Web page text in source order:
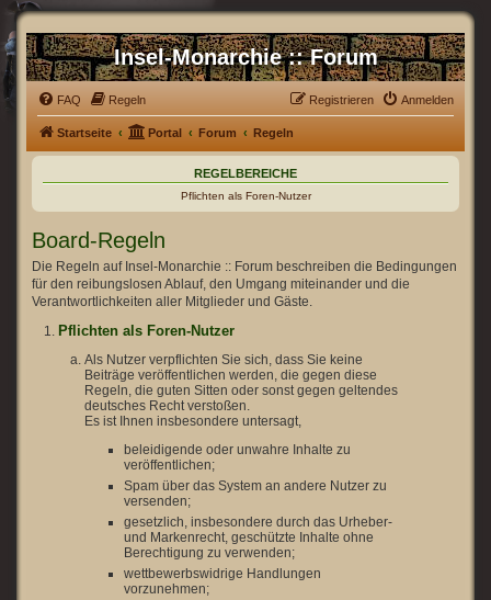
Insel-Monarchie :: Forum
FAQ Regeln Anmelden
Registrieren
Startseite Portal Forum Regeln
REGELBEREICHE
Pflichten als Foren-Nutzer
Board-Regeln
Die Regeln auf Insel-Monarchie :: Forum beschreiben die Bedingungen
für den reibungslosen Ablauf, den Umgang miteinander und die
Verantwortlichkeiten aller Mitglieder und Gäste.
Pflichten als Foren-Nutzer
Als Nutzer verpflichten Sie sich, dass Sie keine
Beiträge veröffentlichen werden, die gegen diese
Regeln, die guten Sitten oder sonst gegen geltendes
deutsches Recht verstoßen.
Es ist Ihnen insbesondere untersagt,
beleidigende oder unwahre Inhalte zu
veröffentlichen;
Spam über das System an andere Nutzer zu
versenden;
gesetzlich, insbesondere durch das Urheber-
und Markenrecht, geschützte Inhalte ohne
Berechtigung zu verwenden;
wettbewerbswidrige Handlungen
vorzunehmen;